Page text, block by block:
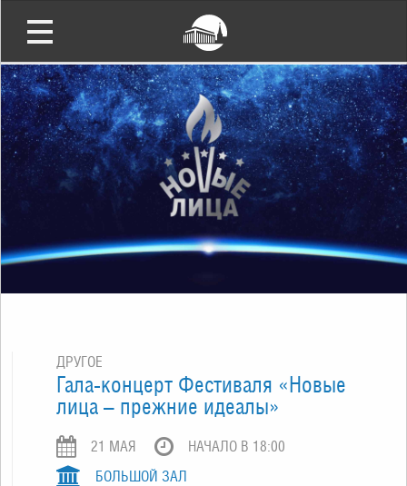
ДРУГОЕ
Гала-концерт Фестиваля «Новые
лица – прежние идеалы»
21 МАЯ
НАЧАЛО В 18:00
БОЛЬШОЙ ЗАЛ